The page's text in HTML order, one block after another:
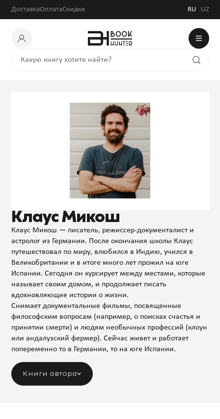
ДоставкаОплатаСкидки RU UZ
Клаус Микош
Клаус Микош — писатель, режиссер-документалист и
астролог из Германии. После окончания школы Клаус
путешествовал по миру, влюбился в Индию, учился в
Великобритании и в итоге много лет прожил на юге
Испании. Сегодня он курсирует между местами, которые
называет своим домом, и продолжает писать
вдохновляющие истории о жизни.
Снимает документальные фильмы, посвященные
философским вопросам (например, о поисках счастья и
принятии смерти) и людям необычных профессий (клоун
или андалузский фермер). Сейчас живет и работает
попеременно то в Германии, то на юге Испании.
Книги автора